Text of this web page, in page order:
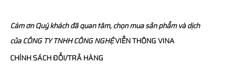
Cám ơn Quý khách đã quan tâm, chọn mua sản phẩm và dịch
củaCÔNG TY TNHH CÔNG NGHỆVIỄN THÔNGVINA
CHÍNH SÁCH ĐỔI/TRẢ HÀNG